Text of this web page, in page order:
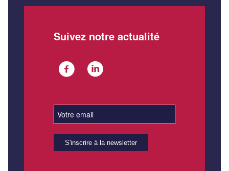
Suivez notre actualité